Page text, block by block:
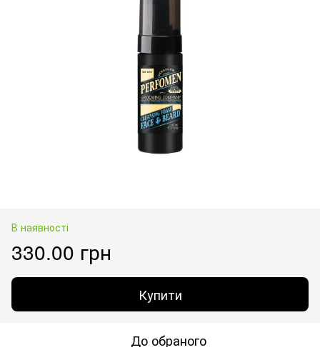
В наявності
330.00 грн
Купити
До обраного